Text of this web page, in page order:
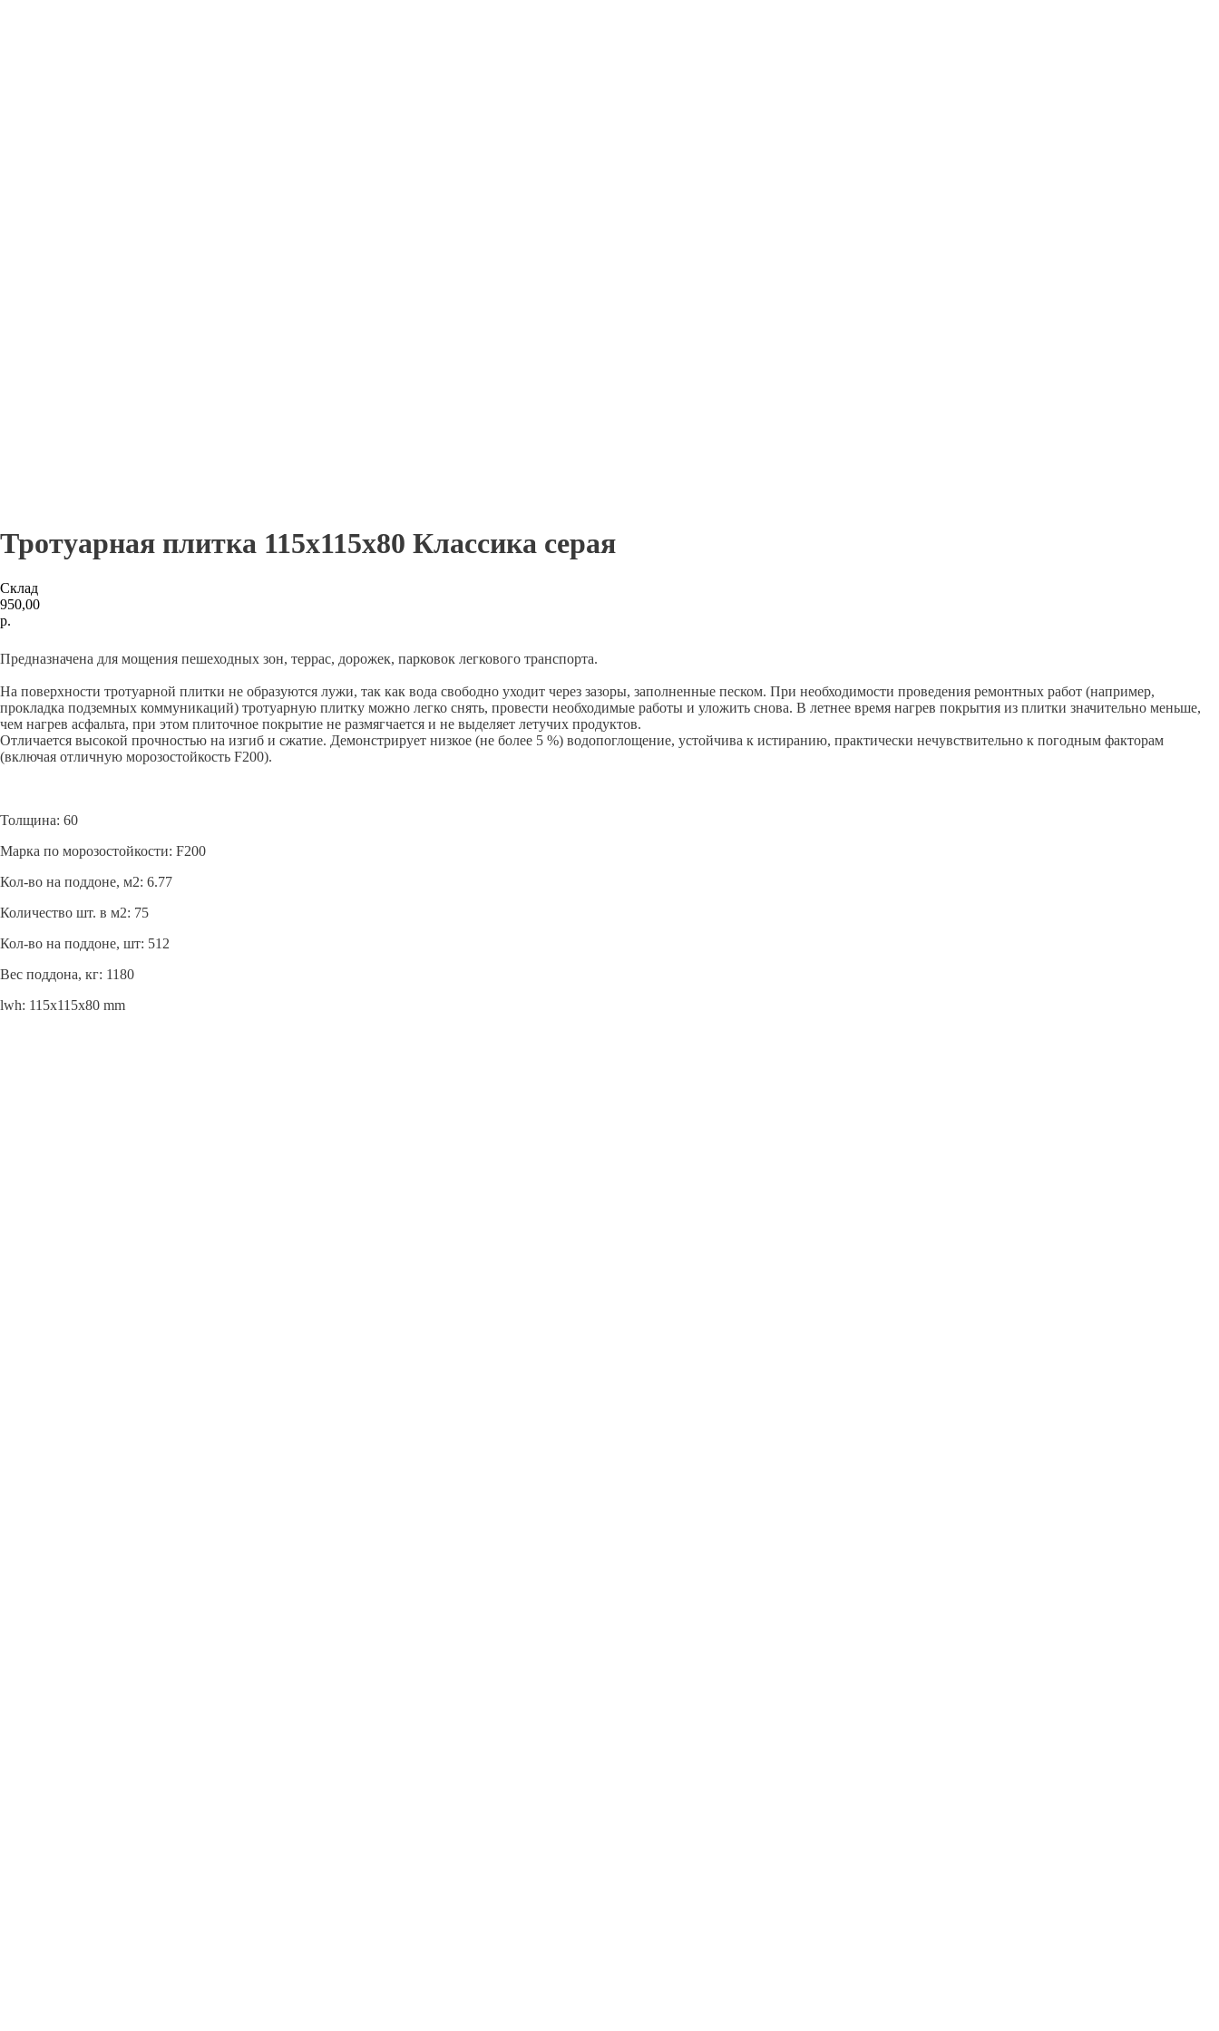
Тротуарная плитка 115x115x80 Классика серая
Склад
950,00
р.
Предназначена для мощения пешеходных зон, террас, дорожек, парковок легкового транспорта.
На поверхности тротуарной плитки не образуются лужи, так как вода свободно уходит через зазоры, заполненные песком. При необходимости проведения ремонтных работ (например,
прокладка подземных коммуникаций) тротуарную плитку можно легко снять, провести необходимые работы и уложить снова. В летнее время нагрев покрытия из плитки значительно меньше,
чем нагрев асфальта, при этом плиточное покрытие не размягчается и не выделяет летучих продуктов.
Отличается высокой прочностью на изгиб и сжатие. Демонстрирует низкое (не более 5 %) водопоглощение, устойчива к истиранию, практически нечувствительно к погодным факторам
(включая отличную морозостойкость F200).
Толщина: 60
Марка по морозостойкости: F200
Кол-во на поддоне, м2: 6.77
Количество шт. в м2: 75
Кол-во на поддоне, шт: 512
Вес поддона, кг: 1180
lwh: 115x115x80 mm